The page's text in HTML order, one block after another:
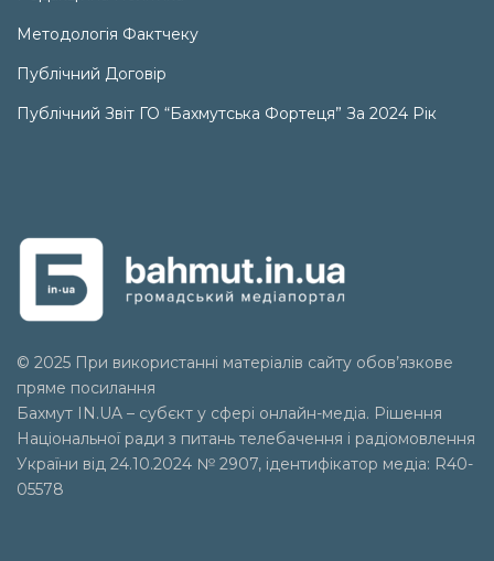
Методологія Фактчеку
Публічний Договір
Публічний Звіт ГО “Бахмутська Фортеця” За 2024 Рік
© 2025 При використанні матеріалів сайту обов’язкове
пряме посилання
Бахмут IN.UA – субєкт у сфері онлайн-медіа. Рішення
Національної ради з питань телебачення і радіомовлення
України від 24.10.2024 № 2907, ідентифікатор медіа: R40-
05578